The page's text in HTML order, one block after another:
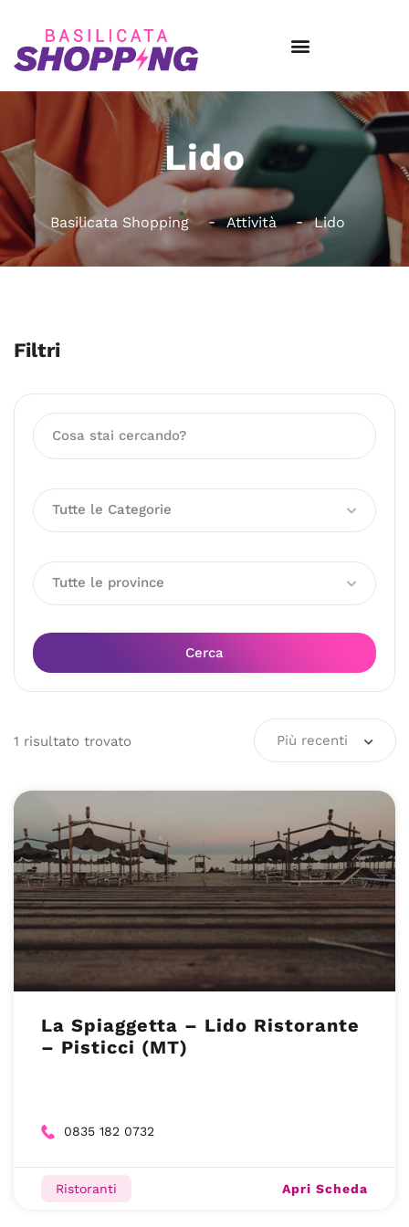
Lido
Basilicata Shopping Attività Lido
Filtri
Tutte le Categorie
Tutte le province
Cerca
1 risultato trovato Più recenti
La Spiaggetta – Lido Ristorante
– Pisticci (MT)
0835 182 0732
Ristoranti Apri Scheda